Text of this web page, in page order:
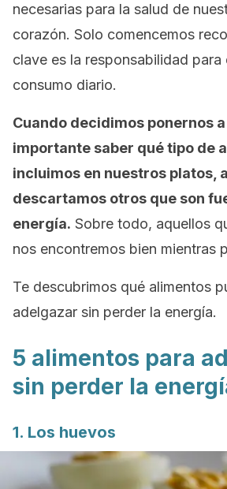
necesarias para la salud de
corazón. Solo comencemos
clave es la responsabilidad para
consumo diario.
Cuando decidimos ponernos
importante saber qué tipo de
incluimos en nuestros platos,
descartamos otros que son
energía. Sobre todo, aquellos
nos encontremos bien mientras
Te descubrimos qué alimentos
adelgazar sin perder la energía.
5 alimentos para
sin perder la
1. Los huevos